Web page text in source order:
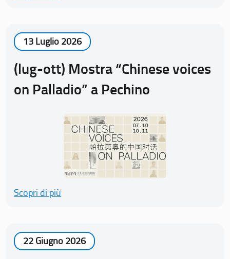
13 Luglio 2026
(lug-ott) Mostra “Chinese voices
on Palladio” a Pechino
Scopri di più
22 Giugno 2026